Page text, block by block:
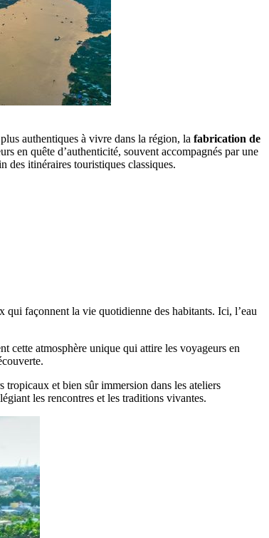
authentiques à vivre dans la région, la fabrication de
en quête d’authenticité, souvent accompagnés par une
des itinéraires touristiques classiques.
qui façonnent la vie quotidienne des habitants. Ici, l’eau
cette atmosphère unique qui attire les voyageurs en
tropicaux et bien sûr immersion dans les ateliers
les rencontres et les traditions vivantes.